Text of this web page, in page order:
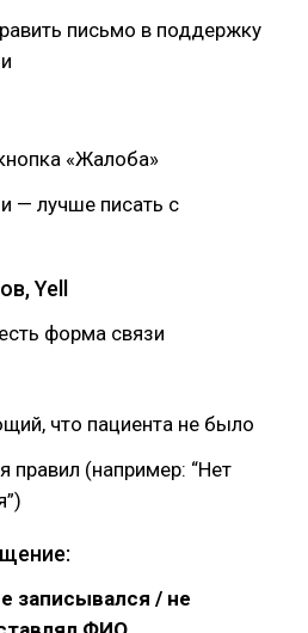
письмо в поддержку
«Жалоба»
— лучше писать с
Yell
форма связи
что пациента не было
правил (например: “Нет
записывался / не